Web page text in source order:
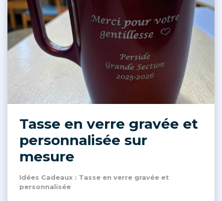
Tasse en verre gravée et
personnalisée sur
mesure
Idées Cadeaux : Tasse en verre gravée et
personnalisée